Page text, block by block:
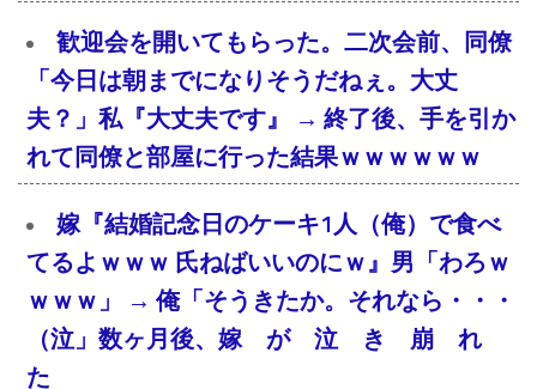
歓迎会を開いてもらった。二次会前、同僚
「今日は朝までになりそうだねぇ。大丈
夫？」私『大丈夫です』 → 終了後、手を引か
れて同僚と部屋に行った結果ｗｗｗｗｗｗ
嫁『結婚記念日のケーキ1人（俺）で食べ
てるよｗｗｗ 氏ねばいいのにｗ』男「わろｗ
ｗｗｗ」 → 俺「そうきたか。それなら・・・
（泣」数ヶ月後、嫁 が 泣 き 崩 れ
た